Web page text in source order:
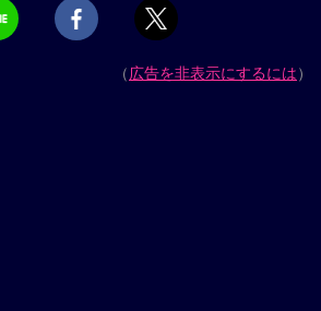
（広告を非表示にするには）